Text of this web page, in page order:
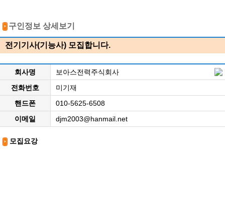
구인정보 상세보기
전기기사(기능사) 모집합니다.
회사명
보아스전력주식회사
전화번호
미기재
핸드폰
010-5625-6508
이메일
djm2003@hanmail.net
모집요강